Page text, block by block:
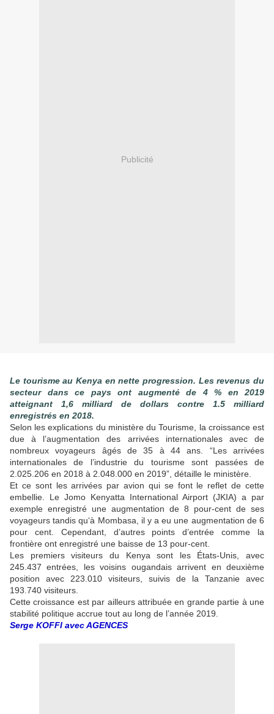
Publicité
Le tourisme au Kenya en nette progression. Les revenus du
secteur dans ce pays ont augmenté de 4 % en 2019
atteignant 1,6 milliard de dollars contre 1.5 milliard
enregistrés en 2018.
Selon les explications du ministère du Tourisme, la croissance est
due à l’augmentation des arrivées internationales avec de
nombreux voyageurs âgés de 35 à 44 ans. “Les arrivées
internationales de l’industrie du tourisme sont passées de
2.025.206 en 2018 à 2.048.000 en 2019”, détaille le ministère.
Et ce sont les arrivées par avion qui se font le reflet de cette
embellie. Le Jomo Kenyatta International Airport (JKIA) a par
exemple enregistré une augmentation de 8 pour-cent de ses
voyageurs tandis qu‘à Mombasa, il y a eu une augmentation de 6
pour cent. Cependant, d’autres points d’entrée comme la
frontière ont enregistré une baisse de 13 pour-cent.
Les premiers visiteurs du Kenya sont les États-Unis, avec
245.437 entrées, les voisins ougandais arrivent en deuxième
position avec 223.010 visiteurs, suivis de la Tanzanie avec
193.740 visiteurs.
Cette croissance est par ailleurs attribuée en grande partie à une
stabilité politique accrue tout au long de l’année 2019.
Serge KOFFI avec AGENCES